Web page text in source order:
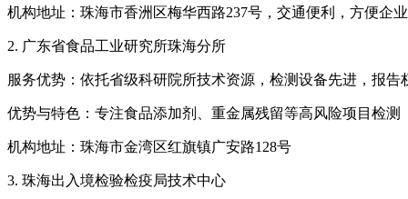
机构地址：珠海市香洲区梅华西路237号，交通便利，方便企
2. 广东省食品工业研究所珠海分所
服务优势：依托省级科研院所技术资源，检测设备先进，报告
优势与特色：专注食品添加剂、重金属残留等高风险项目检测
机构地址：珠海市金湾区红旗镇广安路128号
3. 珠海出入境检验检疫局技术中心